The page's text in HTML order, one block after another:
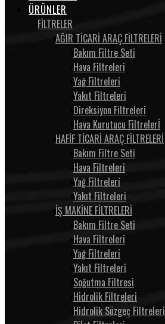
ÜRÜNLER
FİLTRELER
AĞIR TİCARİ ARAÇ FİLTRELERİ
Bakım Filtre Seti
Hava Filtreleri
Yağ Filtreleri
Yakıt Filtreleri
Direksiyon Filtreleri
Hava Kurutucu Filtrelerİ
HAFİF TİCARİ ARAÇ FİLTRELERİ
Bakım Filtre Seti
Hava Filtreleri
Yağ Filtreleri
Yakıt Filtreleri
İŞ MAKİNE FİLTRELERİ
Bakım Filtre Seti
Hava Filtreleri
Yağ Filtreleri
Yakıt Filtreleri
Soğutma Filtresi
Hidrolik Filtreleri
Hidrolik Süzgeç Filtreleri